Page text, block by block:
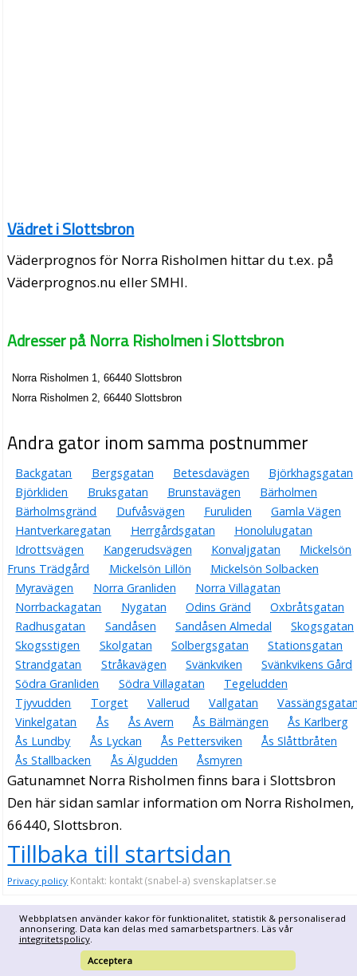
Webbplatsen använder kakor för funktionalitet, statistik & personaliserad
annonsering. Data kan delas med samarbetspartners. Läs vår
integritetspolicy.
Acceptera
Vädret i Slottsbron
Väderprognos för Norra Risholmen hittar du t.ex. på
Väderprognos.nu eller SMHI.
Adresser på Norra Risholmen i Slottsbron
Norra Risholmen 1, 66440 Slottsbron
Norra Risholmen 2, 66440 Slottsbron
Andra gator inom samma postnummer
Backgatan Bergsgatan Betesdavägen
Björkhagsgatan
Björkliden
Bruksgatan Brunstavägen
Bärholmen
Bärholmsgränd
Dufvåsvägen Furuliden
Gamla Vägen
Hantverkaregatan
Herrgårdsgatan
Honolulugatan
Idrottsvägen
Kangerudsvägen Konvaljgatan
Mickelsön
Fruns Trädgård
Mickelsön Lillön
Mickelsön Solbacken
Myravägen
Norra Granliden
Norra Villagatan
Norrbackagatan
Nygatan Odins Gränd
Oxbråtsgatan
Radhusgatan
Sandåsen Sandåsen Almedal
Skogsgatan
Skogsstigen
Skolgatan Solbergsgatan
Stationsgatan
Strandgatan
Stråkavägen Svänkviken
Svänkvikens Gård
Södra Granliden
Södra Villagatan
Tegeludden
Tjyvudden
Torget Vallerud Vallgatan
Vinkelgatan
Ås Ås Avern Ås Bälmängen
Ås Karlberg
Ås Lundby
Ås Lyckan Ås Pettersviken
Ås Slåttbråten
Ås Stallbacken
Ås Älgudden Åsmyren
Gatunamnet Norra Risholmen finns bara i Slottsbron
Den här sidan samlar information om Norra Risholmen,
66440, Slottsbron.
Tillbaka till startsidan
Privacy policy Kontakt: kontakt (snabel-a) svenskaplatser.se